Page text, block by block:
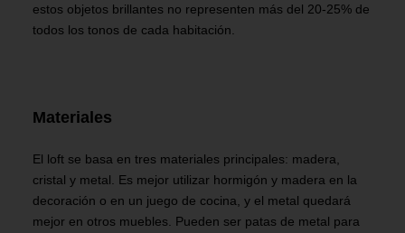
estos objetos brillantes no representen más del 20-25% de
todos los tonos de cada habitación.
Materiales
El loft se basa en tres materiales principales: madera,
cristal y metal. Es mejor utilizar hormigón y madera en la
decoración o en un juego de cocina, y el metal quedará
mejor en otros muebles. Pueden ser patas de metal para